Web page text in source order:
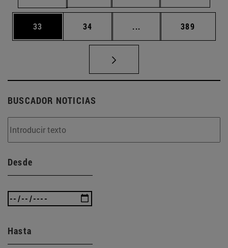
Página
33 Página
34 ... Páginas intermedias
Página
389
BUSCADOR NOTICIAS
Desde
Hasta